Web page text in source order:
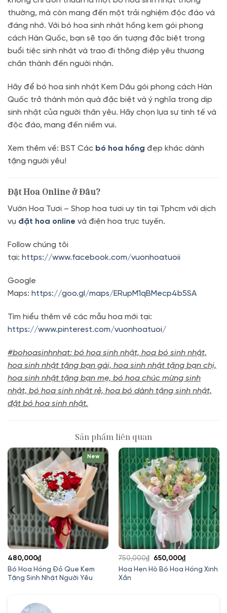
thường, mà còn mang đến một trải nghiệm độc đáo và
đáng nhớ. Với bó hoa sinh nhật hồng kem gói phong
cách Hàn Quốc, bạn sẽ tạo ấn tượng đặc biệt trong
buổi tiệc sinh nhật và trao đi thông điệp yêu thương
chân thành đến người nhận.
Hãy để bó hoa sinh nhật Kem Dâu gói phong cách Hàn
Quốc trở thành món quà đặc biệt và ý nghĩa trong dịp
sinh nhật của người thân yêu. Hãy chọn lựa sự tinh tế và
độc đáo, mang đến niềm vui.
Xem thêm về: BST Các bó hoa hồng đẹp khác dành
tặng người yêu!
Đặt Hoa Online ở Đâu?
Vườn Hoa Tươi – Shop hoa tươi uy tín tại Tphcm với dịch
vụ đặt hoa online và điện hoa trực tuyến.
Follow chúng tôi
tại: https://www.facebook.com/vuonhoatuoii
Google
Maps: https://goo.gl/maps/ERupM1qBMecp4b5SA
Tìm hiểu thêm về các mẫu hoa mới tại:
https://www.pinterest.com/vuonhoatuoi/
#bohoasinhnhat: bó hoa sinh nhật, hoa bó sinh nhật,
hoa sinh nhật tặng bạn gái, hoa sinh nhật tặng bạn chị,
hoa sinh nhật tặng bạn mẹ, bó hoa chúc mừng sinh
nhật, bó hoa sinh nhật rẻ, hoa bó dành tặng sinh nhật,
đặt bó hoa sinh nhật.
Sản phẩm liên quan
New
Bó Hoa Hồng Đỏ Que Kem
Tặng Sinh Nhật Người Yêu
480,000₫
Hoa Hẹn Hò Bó Hoa Hồng Xinh
Xắn
750,000₫
Giá
gốc
650,000₫Giá
hiện